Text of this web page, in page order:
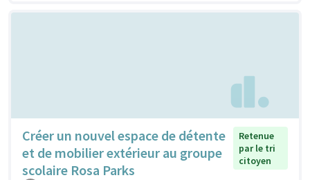
Créer un nouvel espace de détente
et de mobilier extérieur au groupe
scolaire Rosa Parks
Retenue
par le tri
citoyen